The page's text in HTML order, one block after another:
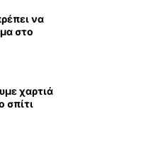
να
στο
χαρτιά
σπίτι